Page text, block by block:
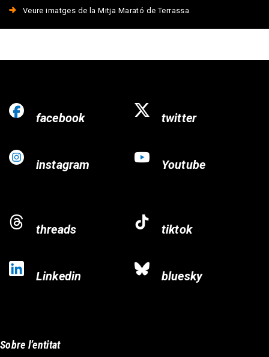
Veure imatges de la Mitja Marató de Terrassa
facebook twitter
instagram Youtube
threads tiktok
Linkedin bluesky
Sobre l’entitat